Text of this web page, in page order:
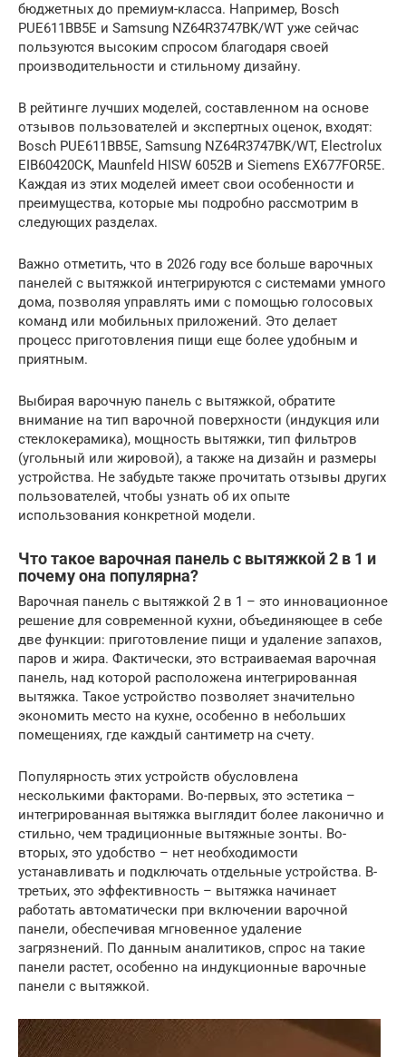
бюджетных до премиум-класса. Например, Bosch
PUE611BB5E и Samsung NZ64R3747BK/WT уже сейчас
пользуются высоким спросом благодаря своей
производительности и стильному дизайну.
В рейтинге лучших моделей, составленном на основе
отзывов пользователей и экспертных оценок, входят:
Bosch PUE611BB5E, Samsung NZ64R3747BK/WT, Electrolux
EIB60420CK, Maunfeld HISW 6052B и Siemens EX677FOR5E.
Каждая из этих моделей имеет свои особенности и
преимущества, которые мы подробно рассмотрим в
следующих разделах.
Важно отметить, что в 2026 году все больше варочных
панелей с вытяжкой интегрируются с системами умного
дома, позволяя управлять ими с помощью голосовых
команд или мобильных приложений. Это делает
процесс приготовления пищи еще более удобным и
приятным.
Выбирая варочную панель с вытяжкой, обратите
внимание на тип варочной поверхности (индукция или
стеклокерамика), мощность вытяжки, тип фильтров
(угольный или жировой), а также на дизайн и размеры
устройства. Не забудьте также прочитать отзывы других
пользователей, чтобы узнать об их опыте
использования конкретной модели.
Что такое варочная панель с вытяжкой 2 в 1 и
почему она популярна?
Варочная панель с вытяжкой 2 в 1 – это инновационное
решение для современной кухни, объединяющее в себе
две функции: приготовление пищи и удаление запахов,
паров и жира. Фактически, это встраиваемая варочная
панель, над которой расположена интегрированная
вытяжка. Такое устройство позволяет значительно
экономить место на кухне, особенно в небольших
помещениях, где каждый сантиметр на счету.
Популярность этих устройств обусловлена
несколькими факторами. Во-первых, это эстетика –
интегрированная вытяжка выглядит более лаконично и
стильно, чем традиционные вытяжные зонты. Во-
вторых, это удобство – нет необходимости
устанавливать и подключать отдельные устройства. В-
третьих, это эффективность – вытяжка начинает
работать автоматически при включении варочной
панели, обеспечивая мгновенное удаление
загрязнений. По данным аналитиков, спрос на такие
панели растет, особенно на индукционные варочные
панели с вытяжкой.